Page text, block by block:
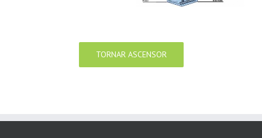
TORNAR ASCENSOR